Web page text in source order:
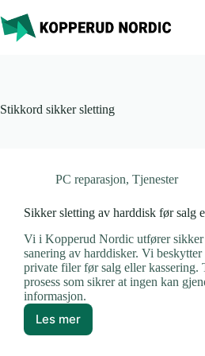
til
innholdet
Stikkord sikker sletting
PC reparasjon, Tjenester
Sikker sletting av harddisk før salg
Vi i Kopperud Nordic utfører sikker
sanering av harddisker. Vi
private filer før salg eller
prosess som sikrer at ingen kan
informasjon.
Les mer
Sikker